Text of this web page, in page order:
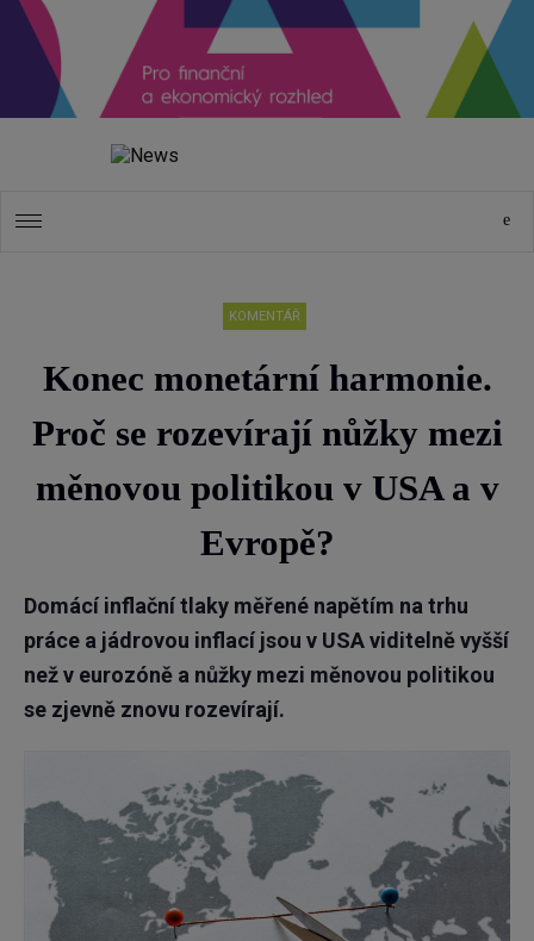
KOMENTÁŘ
Konec monetární harmonie.
Proč se rozevírají nůžky mezi
měnovou politikou v USA a v
Evropě?
Domácí inflační tlaky měřené napětím na trhu
práce a jádrovou inflací jsou v USA viditelně vyšší
než v eurozóně a nůžky mezi měnovou politikou
se zjevně znovu rozevírají.